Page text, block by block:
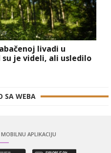
livadi u
je videli, ali usledilo
SA WEBA
APLIKACIJU